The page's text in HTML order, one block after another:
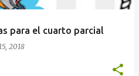
para el cuarto parcial
2018